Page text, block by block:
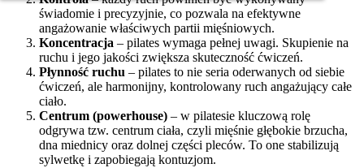
świadomie i precyzyjnie, co pozwala na efektywne
angażowanie właściwych partii mięśniowych.
Koncentracja – pilates wymaga pełnej uwagi. Skupienie na
ruchu i jego jakości zwiększa skuteczność ćwiczeń.
Płynność ruchu – pilates to nie seria oderwanych od siebie
ćwiczeń, ale harmonijny, kontrolowany ruch angażujący całe
ciało.
Centrum (powerhouse) – w pilatesie kluczową rolę
odgrywa tzw. centrum ciała, czyli mięśnie głębokie brzucha,
dna miednicy oraz dolnej części pleców. To one stabilizują
sylwetkę i zapobiegają kontuzjom.